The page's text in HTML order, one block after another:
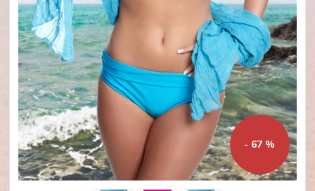
- 67 %